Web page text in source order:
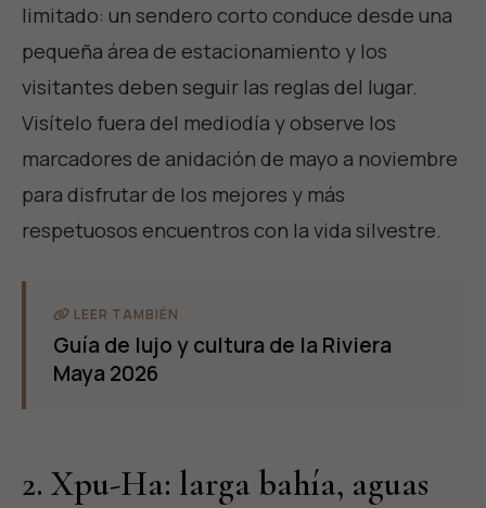
limitado: un sendero corto conduce desde una
pequeña área de estacionamiento y los
visitantes deben seguir las reglas del lugar.
Visítelo fuera del mediodía y observe los
marcadores de anidación de mayo a noviembre
para disfrutar de los mejores y más
respetuosos encuentros con la vida silvestre.
LEER TAMBIÉN
Guía de lujo y cultura de la Riviera
Maya 2026
2. Xpu-Ha: larga bahía, aguas